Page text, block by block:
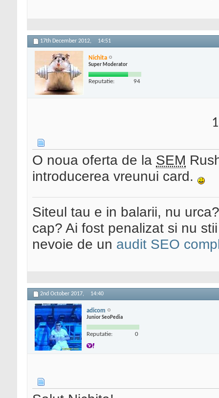
17th December 2012, 14:51
Nichita
Super Moderator
Reputatie: 94
O noua oferta de la SEM
introducerea vreunui card.
Siteul tau e in balarii, nu
cap? Ai fost penalizat si nu
nevoie de un audit SEO
2nd October 2017, 14:40
adicom
Junior SeoPedia
Reputatie: 0